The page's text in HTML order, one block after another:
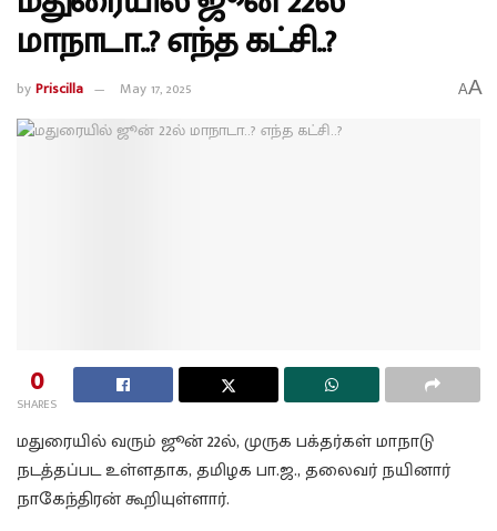
மாநாடா..? எந்த கட்சி..?
byPriscilla May 17, 2025 AA
0
SHARES
மதுரையில் வரும் ஜூன் 22ல், முருக பக்தர்கள் மாநாடு
நடத்தப்பட உள்ளதாக, தமிழக பா.ஜ., தலைவர் நயினார்
நாகேந்திரன் கூறியுள்ளார்.